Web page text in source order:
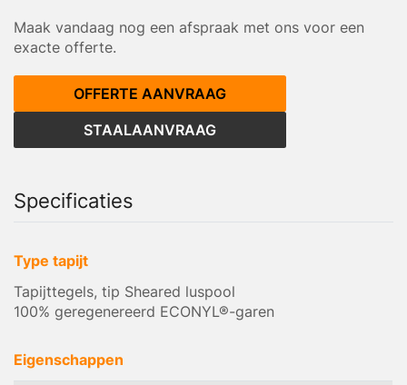
Maak vandaag nog een afspraak met ons voor een
exacte offerte.
OFFERTE AANVRAAG
STAALAANVRAAG
Specificaties
Type tapijt
Tapijttegels, tip Sheared luspool
100% geregenereerd ECONYL®-garen
Eigenschappen